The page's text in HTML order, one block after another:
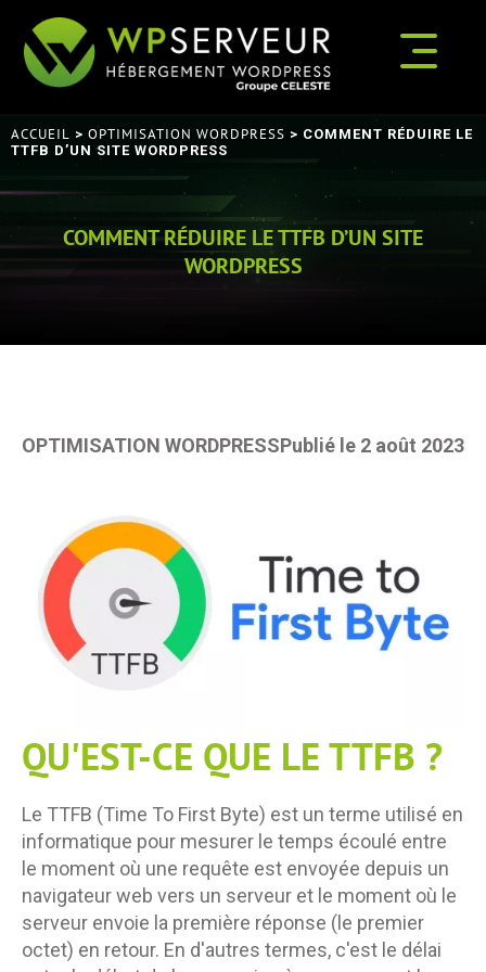
ACCUEIL > OPTIMISATION WORDPRESS > COMMENT RÉDUIRE LE
TTFB D’UN SITE WORDPRESS
COMMENT RÉDUIRE LE TTFB D’UN SITE
WORDPRESS
OPTIMISATION WORDPRESSPublié le 2 août 2023
QU'EST-CE QUE LE TTFB ?
Le TTFB (Time To First Byte) est un terme utilisé en
informatique pour mesurer le temps écoulé entre
le moment où une requête est envoyée depuis un
navigateur web vers un serveur et le moment où le
serveur envoie la première réponse (le premier
octet) en retour. En d'autres termes, c'est le délai